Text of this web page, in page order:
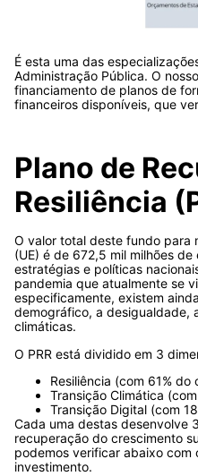
É esta uma das
Administração Pública. O
financiamento de planos de
financeiros disponíveis, que
Plano de
Resiliência
O valor total deste fundo para
(UE) é de 672,5 mil milhões
estratégias e políticas
pandemia que atualmente se
especificamente, existem
demográfico, a desigualdade,
climáticas.
O PRR está dividido em 3
Resiliência (com 61%
Transição Climática
Transição Digital (com
Cada uma destas desenvolve
recuperação do crescimento
podemos verificar abaixo com
investimento.